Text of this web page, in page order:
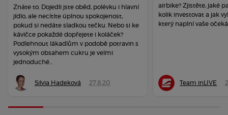
Znáte to. Dojedli jste oběd, polévku i hlavní
jídlo, ale necítíte úplnou spokojenost,
pokud si nedáte sladkou tečku. Nebo si ke
kávičce pokaždé dopřejete i koláček?
Podlehnout lákadlům v podobě potravin s
vysokým obsahem cukru je velmi
jednoduché...
Silvia Hadeková 27.8.20
airbike? Zjistěte, jaké
kolik investovat a jak
který naplní vaše
Team inLIVE